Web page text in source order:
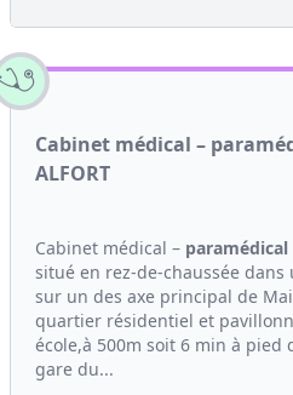
Cabinet médical –
ALFORT
Cabinet médical – paramédical
situé en rez-de-chaussée
sur un des axe principal de
quartier résidentiel et
école,à 500m soit 6 min à pied
gare du...